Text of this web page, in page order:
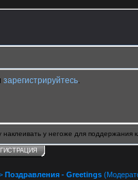
зарегистрируйтесь
у негоже для поддержания
Поздравления - Greetings